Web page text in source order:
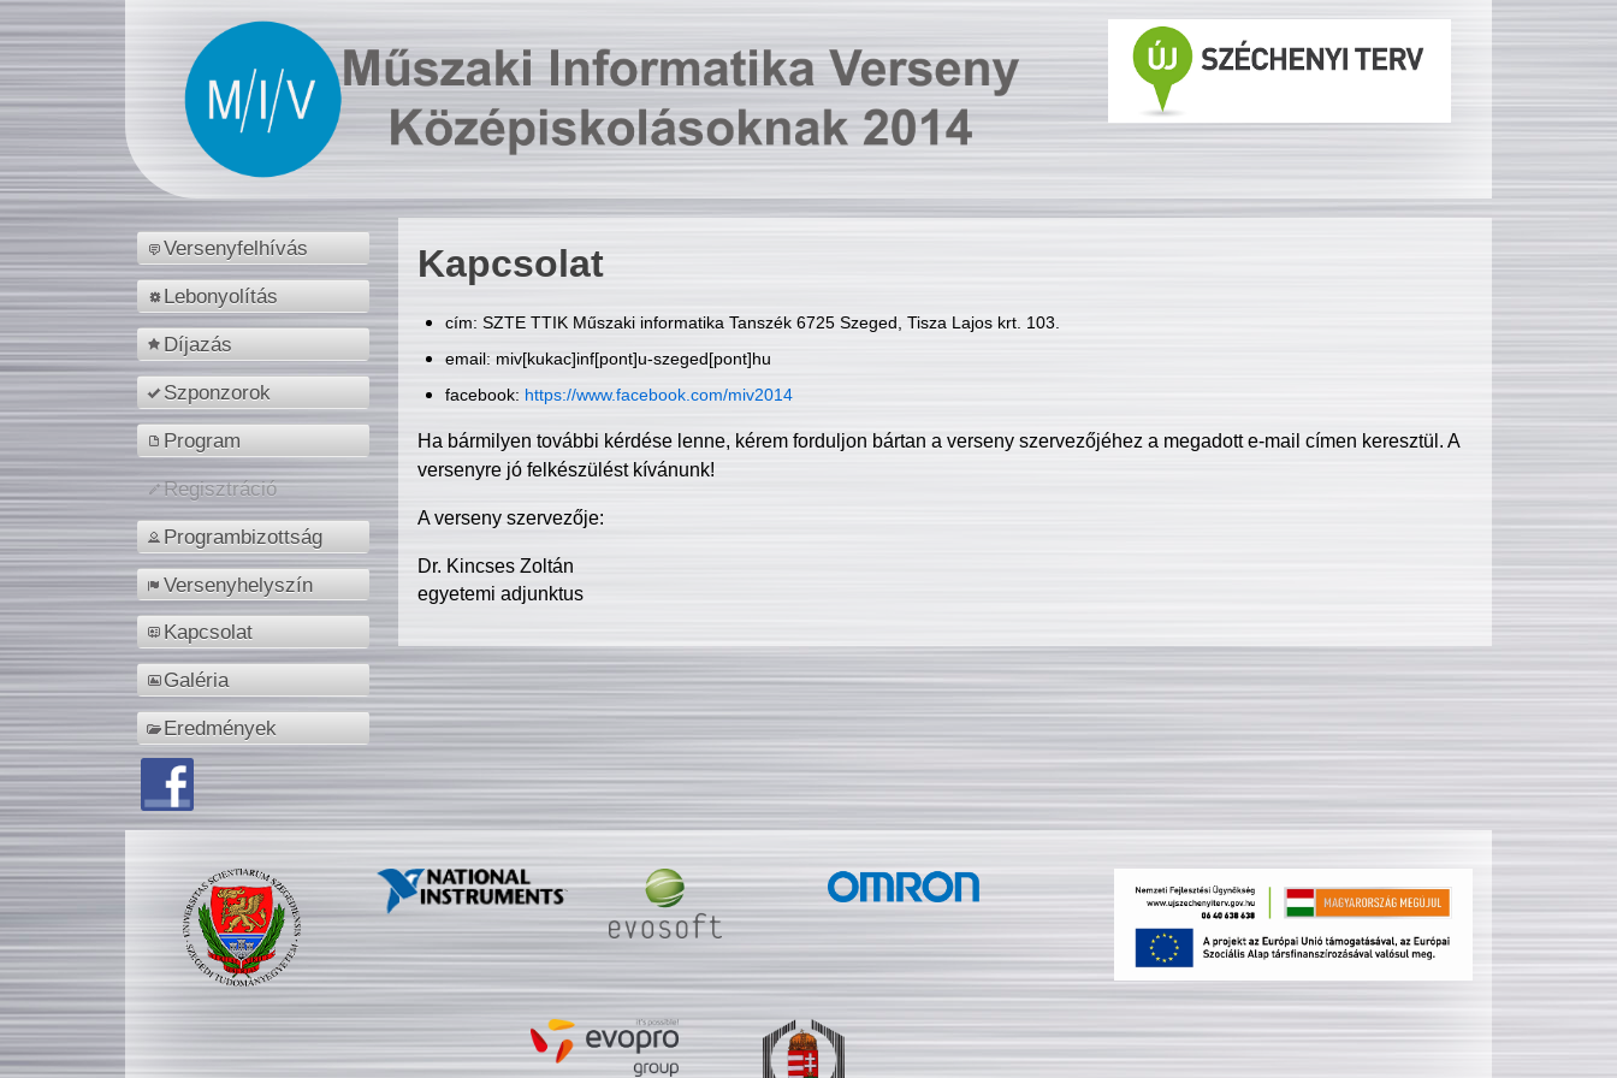
Versenyfelhívás
Lebonyolítás
Díjazás
Szponzorok
Program
Regisztráció
Programbizottság
Versenyhelyszín
Kapcsolat
Galéria
Eredmények
Kapcsolat
cím: SZTE TTIK Műszaki informatika Tanszék 6725 Szeged, Tisza Lajos krt. 103.
email: miv[kukac]inf[pont]u-szeged[pont]hu
facebook: https://www.facebook.com/miv2014
Ha bármilyen további kérdése lenne, kérem forduljon bártan a verseny szervezőjéhez a megadott e-mail címen keresztül. A
versenyre jó felkészülést kívánunk!
A verseny szervezője:
Dr. Kincses Zoltán
egyetemi adjunktus